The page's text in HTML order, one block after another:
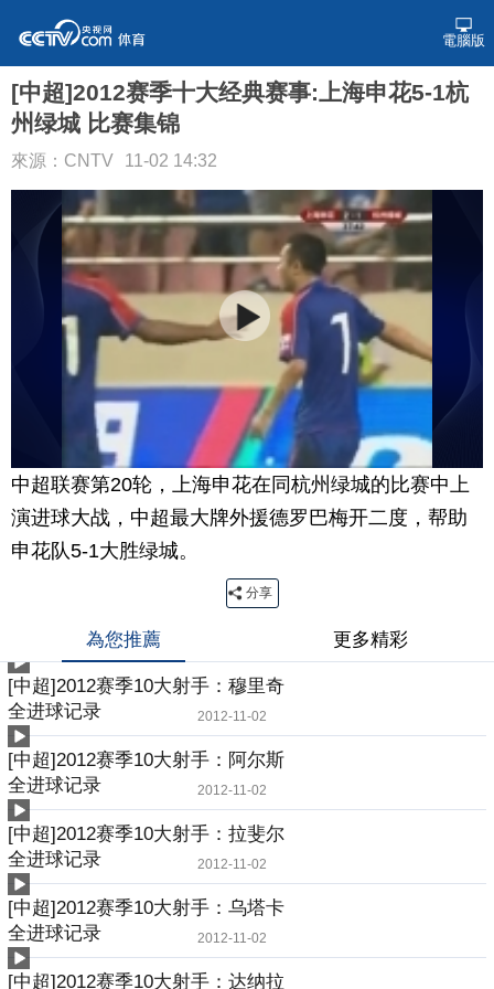
電腦版
[中超]2012赛季十大经典赛事:上海申花5-1杭
州绿城 比赛集锦
來源：CNTV 11-02 14:32
中超联赛第20轮，上海申花在同杭州绿城的比赛中上
演进球大战，中超最大牌外援德罗巴梅开二度，帮助
申花队5-1大胜绿城。
分享
為您推薦 更多精彩
[中超]2012赛季10大射手：穆里奇
全进球记录
2012-11-02
[中超]2012赛季10大射手：阿尔斯
全进球记录
2012-11-02
[中超]2012赛季10大射手：拉斐尔
全进球记录
2012-11-02
[中超]2012赛季10大射手：乌塔卡
全进球记录
2012-11-02
[中超]2012赛季10大射手：达纳拉